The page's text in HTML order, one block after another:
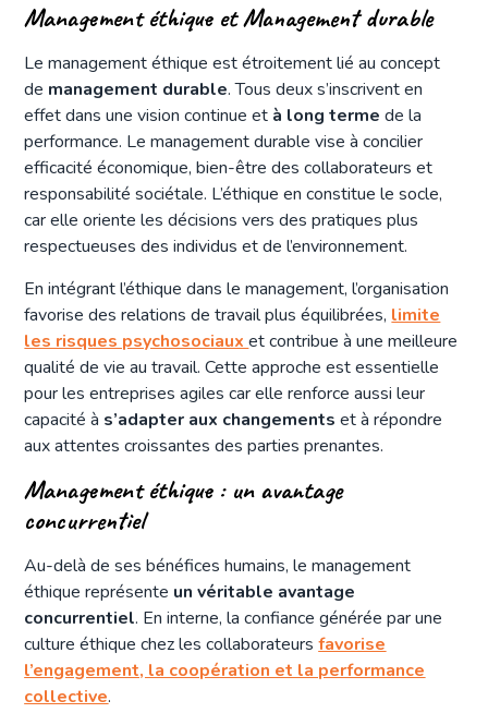
Management éthique et Management durable
Le management éthique est étroitement lié au concept
de management durable. Tous deux s’inscrivent en
effet dans une vision continue et à long terme de la
performance. Le management durable vise à concilier
efficacité économique, bien-être des collaborateurs et
responsabilité sociétale. L’éthique en constitue le socle,
car elle oriente les décisions vers des pratiques plus
respectueuses des individus et de l’environnement.
En intégrant l’éthique dans le management, l’organisation
favorise des relations de travail plus équilibrées, limite
les risques psychosociauxet contribue à une meilleure
qualité de vie au travail. Cette approche est essentielle
pour les entreprises agiles car elle renforce aussi leur
capacité à s’adapter aux changements et à répondre
aux attentes croissantes des parties prenantes.
Management éthique : un avantage
concurrentiel
Au-delà de ses bénéfices humains, le management
éthique représente un véritable avantage
concurrentiel. En interne, la confiance générée par une
culture éthique chez les collaborateursfavorise
l’engagement, la coopération et la performance
collective.